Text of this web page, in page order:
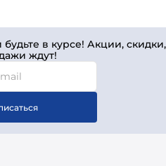
в курсе! Акции, скидки,
ждут!